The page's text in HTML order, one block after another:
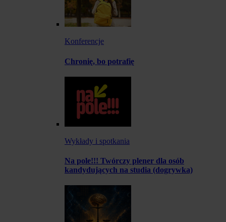
Konferencje
Chronię, bo potrafię
Wykłady i spotkania
Na pole!!! Twórczy plener dla osób
kandydujących na studia (dogrywka)